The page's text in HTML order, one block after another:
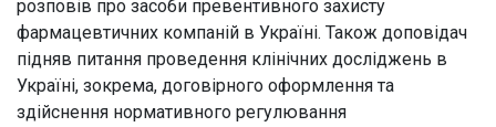
розповів про засоби превентивного захисту
фармацевтичних компаній в Україні. Також доповідач
підняв питання проведення клінічних досліджень в
Україні, зокрема, договірного оформлення та
здійснення нормативного регулювання